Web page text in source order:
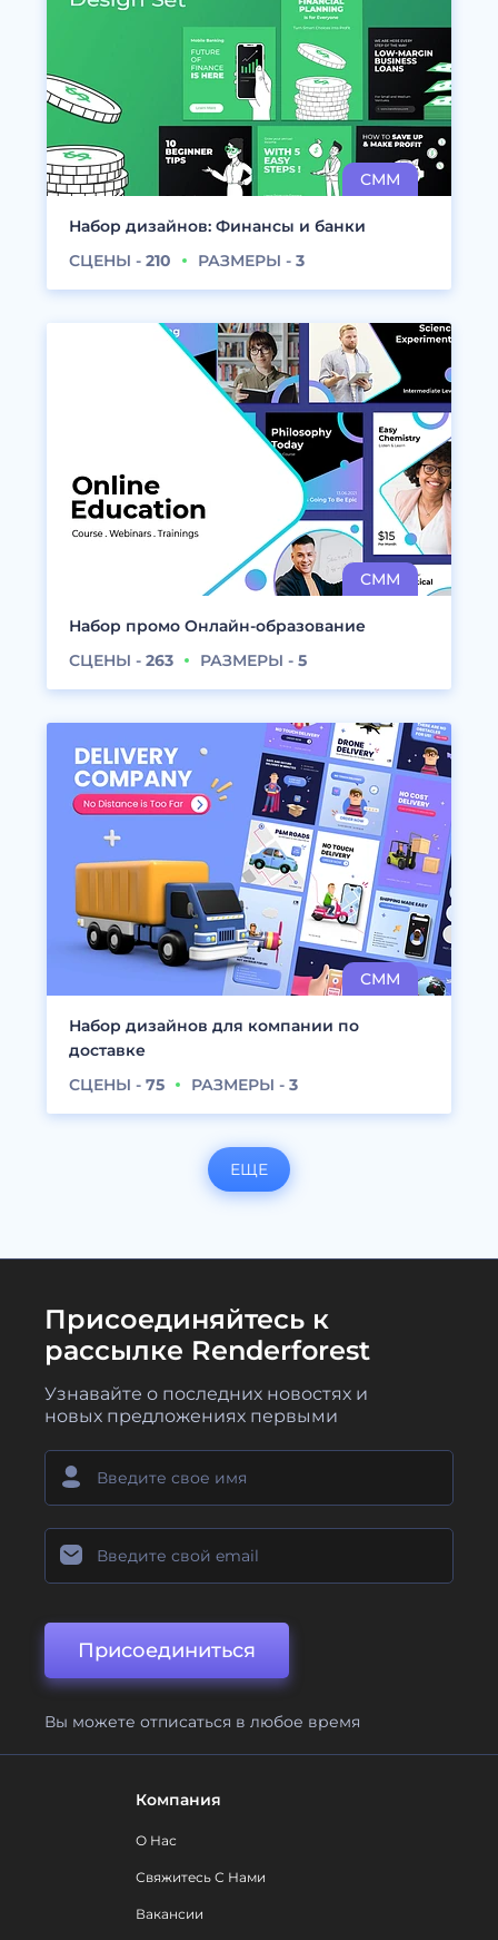
Набор дизайнов: Финансы и банки
СЦЕНЫ - 210 РАЗМЕРЫ - 3
Набор промо Онлайн-образование
СЦЕНЫ - 263 РАЗМЕРЫ - 5
Набор дизайнов для компании по
доставке
СЦЕНЫ - 75 РАЗМЕРЫ - 3
ЕЩЕ
Присоединяйтесь к
рассылке Renderforest
Узнавайте о последних новостях и
новых предложениях первыми
Присоединиться
Вы можете отписаться в любое время
Компания
О Нас
Свяжитесь С Нами
Вакансии